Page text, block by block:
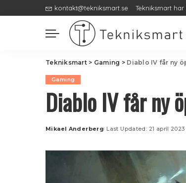
kontakt@tekniksmart.se Tekniksmart
Tekniksmart> Gaming > Diablo IV får ny
Gaming
Diablo IV får ny
Posted
Mikael Anderberg Last Updated: 21 april 2023